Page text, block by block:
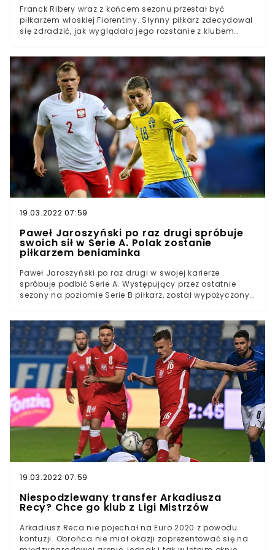
Franck Ribery wraz z końcem sezonu przestał być
piłkarzem włoskiej Fiorentiny. Słynny piłkarz zdecydował
się zdradzić, jak wyglądało jego rozstanie z klubem
szacunku. Kibice mogą być zaskoczeniu wyznaniem
Francuza.Franck Ribery wraz z końcem minionego
sezonu przestał być piłkarzem ACF Fiorentiny38-latek w
rozmowie z Toscana TV zdradził, że działącze tego
klubu potraktowali go bez szacunkuRibery liczył na
przedłużenie kontraktu, jednak w klubie zupełnie go
zignorowanoFranck Ribery w rozmowie z dziennikarzami
przekazał informację, która zaskoczyła kibiców. Słynny
Francuz opowiedział o kulisach rozstania z Fiorentiną
wraz z końcem minionego sezonu. Zdaniem piłkarza,
został on potraktowany fatalnie przez włoskich
działaczy.
19.03.2022 07:59
Paweł Jaroszyński po raz drugi spróbuje
swoich sił w Serie A. Polak zostanie
piłkarzem beniaminka
Paweł Jaroszyński po raz drugi w swojej karierze
spróbuje podbić Serie A. Występujący przez ostatnie
sezony na poziomie Serie B piłkarz, został wypożyczony
kontrakt ma ciekawą klauzulę.Paweł Jaroszyński wraca
do Serie A Piłkarz po raz trzeci w swojej karierze został
wypożyczony z Genoii do Salarentiny Nowy klub Polaka
następnego lata będzie musiał go wykupićPaweł
Jaroszyński już od 2017 roku występuje na włoskich
boiskach. Obrońca jednak często zmienia kluby, a w
ciągu ostatnich dwóch lat aż dwukrotnie przywdziewał
nowe barwy, w jednym zespole udało mu się zagościć
nawet dwukrotnie. Teraz Polak zrobi to po raz trzeci.
Jaroszyński znów został wypożyczony do Salarentiny,
ale drużynie właśnie z naszym obrońcą w składzie
udało się w poprzedniej kampanii awansować do Serie
A. To oznacza, że 26-latek po raz drugi będzie
19.03.2022 07:59
Niespodziewany transfer Arkadiusza
Recy? Chce go klub z Ligi Mistrzów
Arkadiusz Reca nie pojechał na Euro 2020 z powodu
kontuzji. Obrońca nie miał okazji zaprezentować się na